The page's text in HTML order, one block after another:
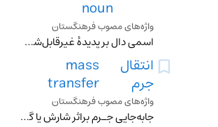
noun
واژه‌های مصوب فرهنگستان
اسمی دال بر پدیدۀ غیرقابل‌شمارشی که معمولاً جمع بسته نمی‌شود
انتقال
جرم
mass
transfer
واژه‌های مصوب فرهنگستان
جابه‌جایی جـرم براثر شارش یا گرادیان غلظت